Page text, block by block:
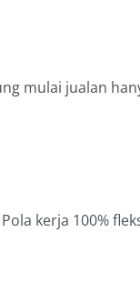
mulai jualan
kerja 100%